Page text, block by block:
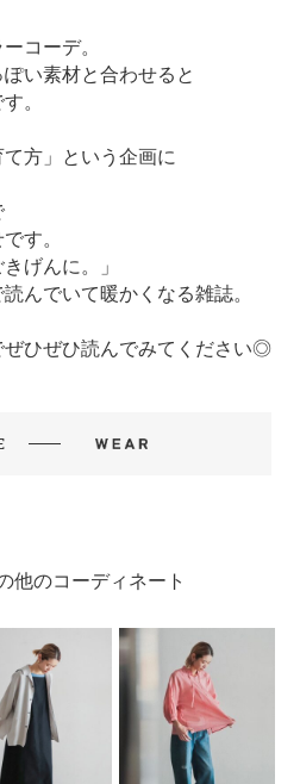
コーデ。
い素材と合わせると
。
て方」という企画に
す。
げんに。」
んでいて暖かくなる雑誌。
ぜひぜひ読んでみてください◎
他のコーディネート